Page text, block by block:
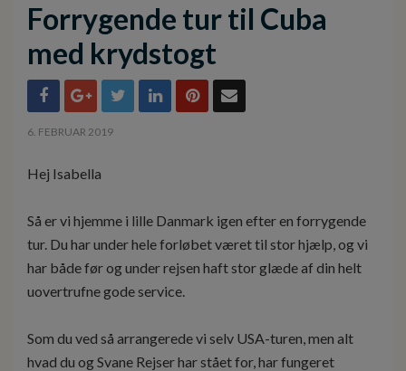
Forrygende tur til Cuba
med krydstogt
6. FEBRUAR 2019
Hej Isabella
Så er vi hjemme i lille Danmark igen efter en forrygende
tur. Du har under hele forløbet været til stor hjælp, og vi
har både før og under rejsen haft stor glæde af din helt
uovertrufne gode service.
Som du ved så arrangerede vi selv USA-turen, men alt
hvad du og Svane Rejser har stået for, har fungeret